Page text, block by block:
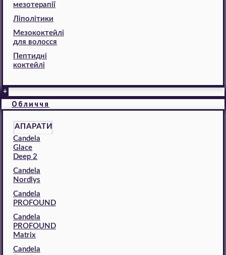
мезотерапії
Ліполітики
Мезококтейлі
для волосся
Пептидні
коктейлі
+
Обличчя
АПАРАТИ
Candela
Glace
Deep 2
Candela
Nordlys
Candela
PROFOUND
Candela
PROFOUND
Matrix
Candela